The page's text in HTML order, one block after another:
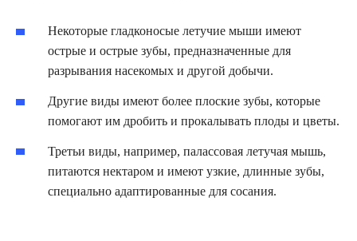
Некоторые гладконосые летучие мыши имеют
острые и острые зубы, предназначенные для
разрывания насекомых и другой добычи.
Другие виды имеют более плоские зубы, которые
помогают им дробить и прокалывать плоды и цветы.
Третьи виды, например, палассовая летучая мышь,
питаются нектаром и имеют узкие, длинные зубы,
специально адаптированные для сосания.